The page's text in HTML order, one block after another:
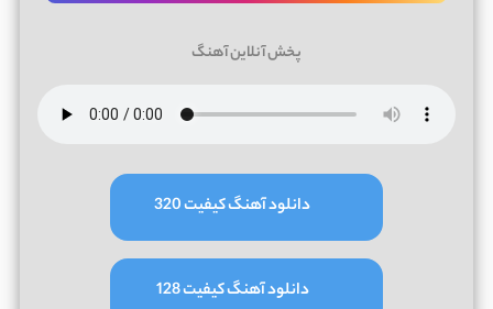
پخش آنلاین آهنگ
دانلود آهنگ کیفیت 320
دانلود آهنگ کیفیت 128